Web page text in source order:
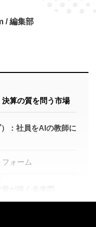
/ 編集部
算の質を問う市場
：社員をAIの教師に
ォーム
が描く未来図